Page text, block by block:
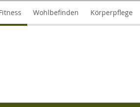
Wohlbefinden Körperpflege